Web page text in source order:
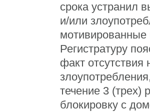
срока устранил
и/или
Регистратуру
факт
течение 3 (трех)
блокировку с